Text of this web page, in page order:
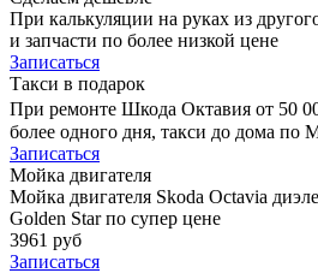
При калькуляции на руках из
и запчасти по более низкой цене
Записаться
Такси в подарок
При ремонте Шкода Октавия от 50
более одного дня, такси до дома по
Записаться
Мойка двигателя
Мойка двигателя Skoda Octavia
Golden Star по супер цене
3961 руб
Записаться